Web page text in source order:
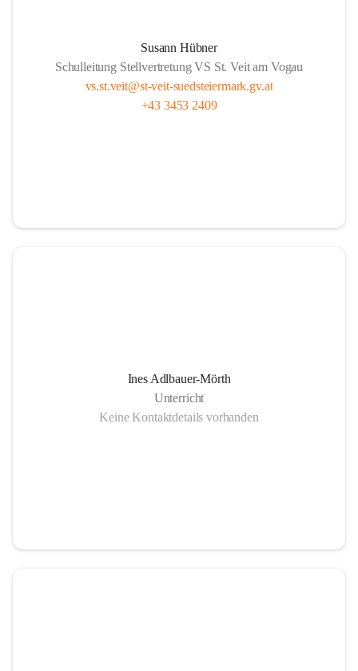
Susann Hübner
Schulleitung Stellvertretung VS St. Veit am Vogau
vs.st.veit@st-veit-suedsteiermark.gv.at
+43 3453 2409
Ines Adlbauer-Mörth
Unterricht
Keine Kontaktdetails vorhanden